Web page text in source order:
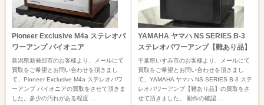
Pioneer Exclusive M4a ステレオパ
ワーアンプ パイオニア
新潟県新発田市のお客様より、メールにて
買取をご希望とお問い合わせを頂きまし
て、Pioneer Exclusive M4a ステレオパワ
ーアンプ パイオニアの買取をさせて頂きま
した。多少の汚れがある程度 ...
YAMAHA ヤマハ NS SERIES B-3
ステレオパワーアンプ【難あり品】
千葉県いすみ市のお客様より、メールにて
買取をご希望とお問い合わせを頂きまし
て、YAMAHA ヤマハ NS SERIES B-3 ステ
レオパワーアンプ【難あり品】の買取をさ
せて頂きました。 動作の確認 ...